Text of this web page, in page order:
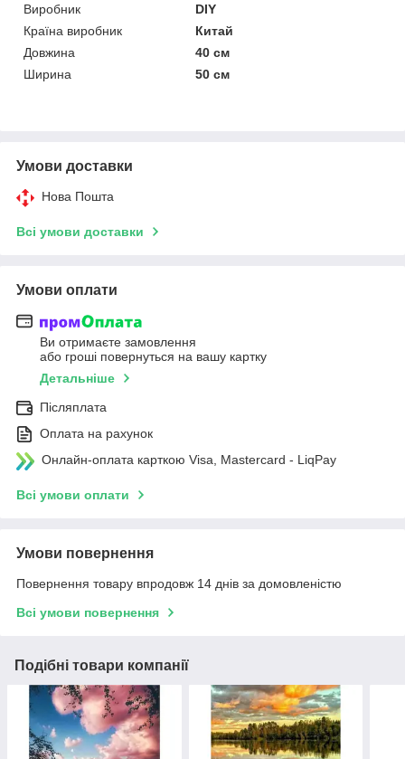
Виробник
DIY
Країна виробник
Китай
Довжина
40 см
Ширина
50 см
Умови доставки
Нова Пошта
Всі умови доставки
Умови оплати
Ви отримаєте замовлення
або гроші повернуться на вашу картку
Детальніше
Післяплата
Оплата на рахунок
Онлайн-оплата карткою Visa, Mastercard - LiqPay
Всі умови оплати
Умови повернення
Повернення товару впродовж 14 днів за домовленістю
Всі умови повернення
Подібні товари компанії